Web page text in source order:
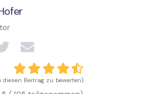
diesen Beitrag zu bewerten)